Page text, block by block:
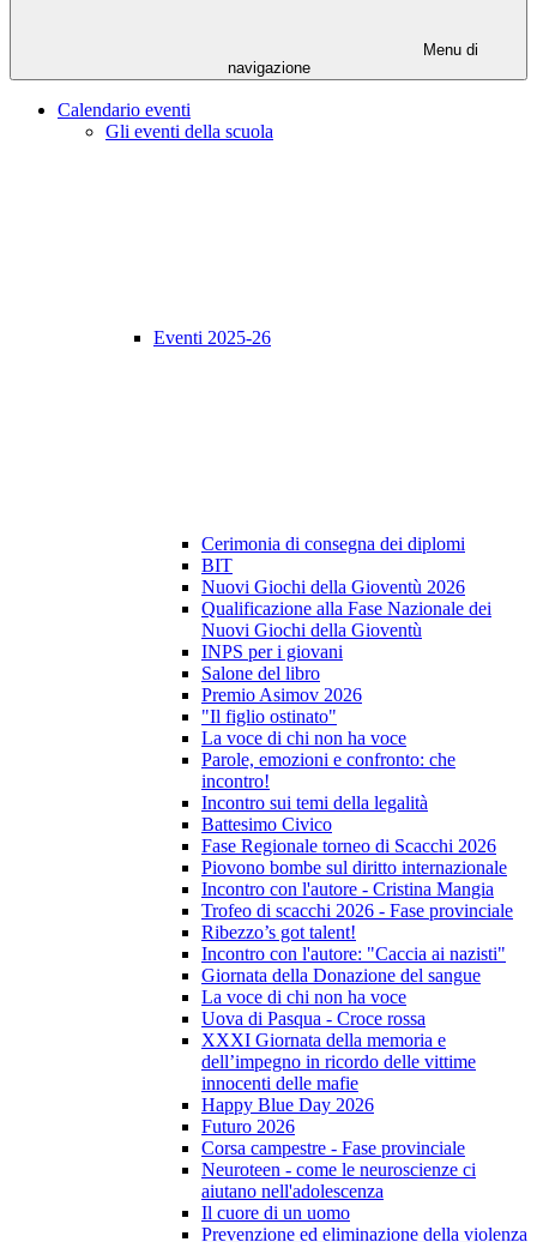
Menu di
navigazione
Calendario eventi
Gli eventi della scuola
Eventi 2025-26
Cerimonia di consegna dei diplomi
BIT
Nuovi Giochi della Gioventù 2026
Qualificazione alla Fase Nazionale dei
Nuovi Giochi della Gioventù
INPS per i giovani
Salone del libro
Premio Asimov 2026
"Il figlio ostinato"
La voce di chi non ha voce
Parole, emozioni e confronto: che
incontro!
Incontro sui temi della legalità
Battesimo Civico
Fase Regionale torneo di Scacchi 2026
Piovono bombe sul diritto internazionale
Incontro con l'autore - Cristina Mangia
Trofeo di scacchi 2026 - Fase provinciale
Ribezzo’s got talent!
Incontro con l'autore: "Caccia ai nazisti"
Giornata della Donazione del sangue
La voce di chi non ha voce
Uova di Pasqua - Croce rossa
XXXI Giornata della memoria e
dell’impegno in ricordo delle vittime
innocenti delle mafie
Happy Blue Day 2026
Futuro 2026
Corsa campestre - Fase provinciale
Neuroteen - come le neuroscienze ci
aiutano nell'adolescenza
Il cuore di un uomo
Prevenzione ed eliminazione della violenza